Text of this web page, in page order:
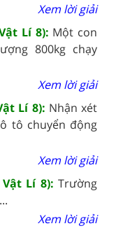
Xem lời giải
Lí 8): Một con
800kg chạy
Xem lời giải
Lí 8): Nhận xét
tô chuyển động
Xem lời giải
Lí 8): Trường
Xem lời giải